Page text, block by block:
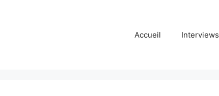
Accueil Interviews